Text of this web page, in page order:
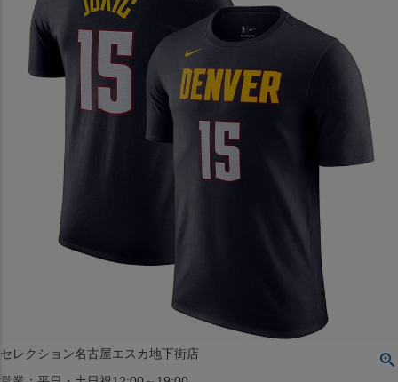
大阪府大阪市中央区西心斎橋1丁目6番14号
TEL:06-4708-3300
JR水道橋駅西口店
営業：土・日・祝日のみ 12:00-18:00
〒101-0061
東京都千代田区神田三崎町２丁目２２−１ 1F
セレクション名古屋エスカ地下街店